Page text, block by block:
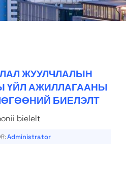
ЖУУЛЧЛАЛЫН
ҮЙЛ АЖИЛЛАГААНЫ
БИЕЛЭЛТ
bielelt
Administrator